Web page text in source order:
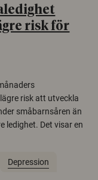
risk för
risk att utveckla
småbarnsåren än
ledighet. Det visar en
Depression